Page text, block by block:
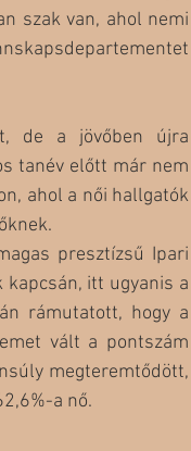
szak van, ahol nemi
de a jövőben újra
tanév előtt már nem
ahol a női hallgatók
presztízsű Ipari
kapcsán, itt ugyanis a
rámutatott, hogy a
vált a pontszám
megteremtődött,
a nő.